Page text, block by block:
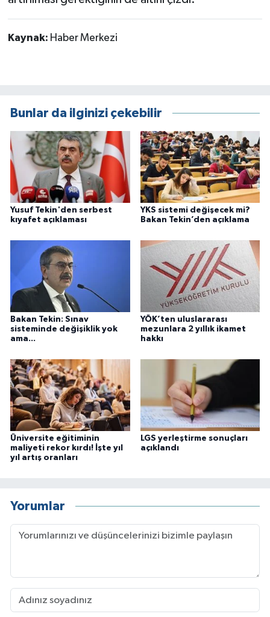
Kaynak: Haber Merkezi
Bunlar da ilginizi çekebilir
Yusuf Tekin'den serbest
kıyafet açıklaması
YKS sistemi değişecek mi?
Bakan Tekin’den açıklama
Bakan Tekin: Sınav
sisteminde değişiklik yok
ama...
YÖK’ten uluslararası
mezunlara 2 yıllık ikamet
hakkı
Üniversite eğitiminin
maliyeti rekor kırdı! İşte yıl
yıl artış oranları
LGS yerleştirme sonuçları
açıklandı
Yorumlar